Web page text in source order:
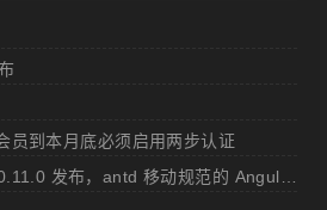
员到本月底必须启用两步认证